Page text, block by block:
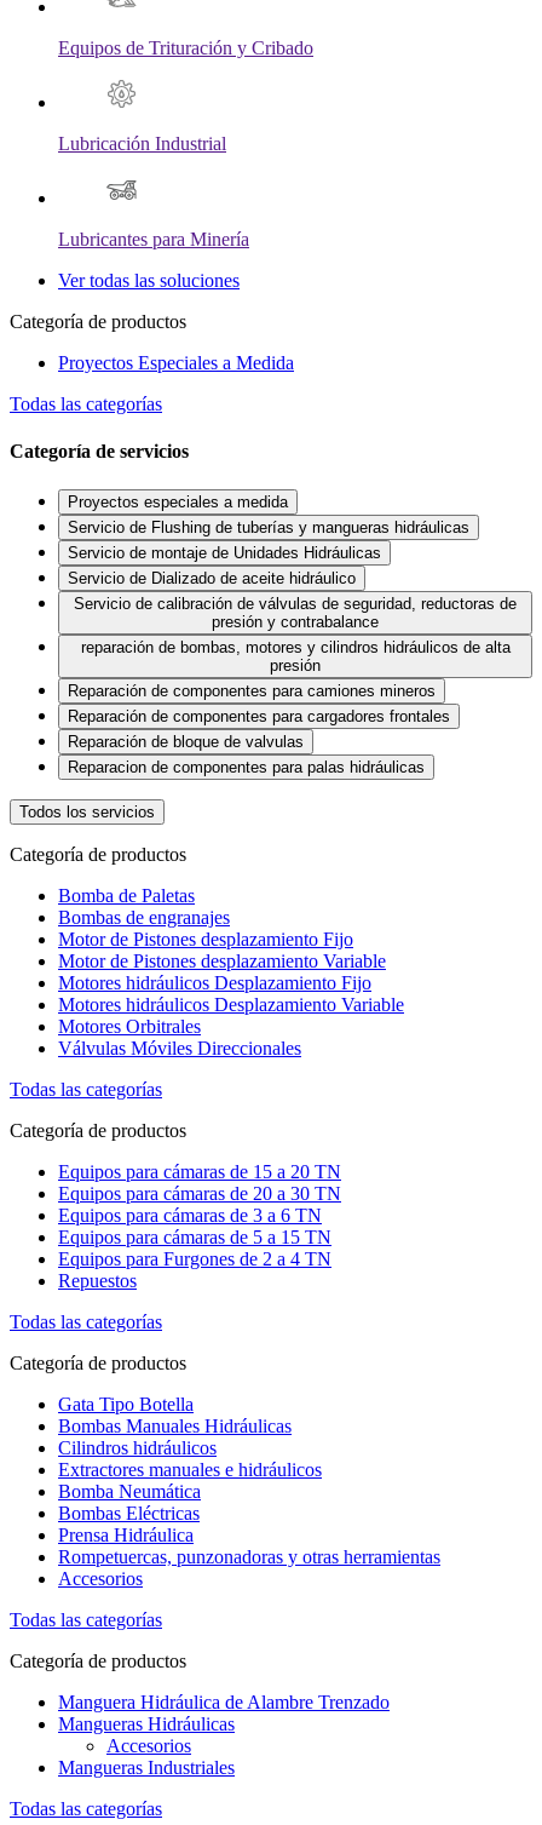
Equipos de Trituración y Cribado
Lubricación Industrial
Lubricantes para Minería
Ver todas las soluciones
Categoría de productos
Proyectos Especiales a Medida
Todas las categorías
Categoría de servicios
Proyectos especiales a medida
Servicio de Flushing de tuberías y mangueras hidráulicas
Servicio de montaje de Unidades Hidráulicas
Servicio de Dializado de aceite hidráulico
Servicio de calibración de válvulas de seguridad, reductoras de
presión y contrabalance
reparación de bombas, motores y cilindros hidráulicos de alta
presión
Reparación de componentes para camiones mineros
Reparación de componentes para cargadores frontales
Reparación de bloque de valvulas
Reparacion de componentes para palas hidráulicas
Todos los servicios
Categoría de productos
Bomba de Paletas
Bombas de engranajes
Motor de Pistones desplazamiento Fijo
Motor de Pistones desplazamiento Variable
Motores hidráulicos Desplazamiento Fijo
Motores hidráulicos Desplazamiento Variable
Motores Orbitrales
Válvulas Móviles Direccionales
Todas las categorías
Categoría de productos
Equipos para cámaras de 15 a 20 TN
Equipos para cámaras de 20 a 30 TN
Equipos para cámaras de 3 a 6 TN
Equipos para cámaras de 5 a 15 TN
Equipos para Furgones de 2 a 4 TN
Repuestos
Todas las categorías
Categoría de productos
Gata Tipo Botella
Bombas Manuales Hidráulicas
Cilindros hidráulicos
Extractores manuales e hidráulicos
Bomba Neumática
Bombas Eléctricas
Prensa Hidráulica
Rompetuercas, punzonadoras y otras herramientas
Accesorios
Todas las categorías
Categoría de productos
Manguera Hidráulica de Alambre Trenzado
Mangueras Hidráulicas
Accesorios
Mangueras Industriales
Todas las categorías